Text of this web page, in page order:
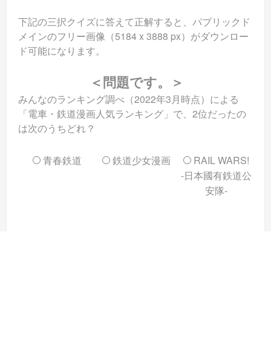
下記の三択クイズに答えて正解すると、パブリックド
メインのフリー画像（5184 x 3888 px）がダウンロー
ド可能になります。
＜問題です。＞
みんなのランキング調べ（2022年3月時点）による
「電車・鉄道漫画人気ランキング」で、2位だったの
は次のうちどれ？
青春鉄道 鉄道少女漫画
RAIL WARS!
-日本國有鉄道公
安隊-